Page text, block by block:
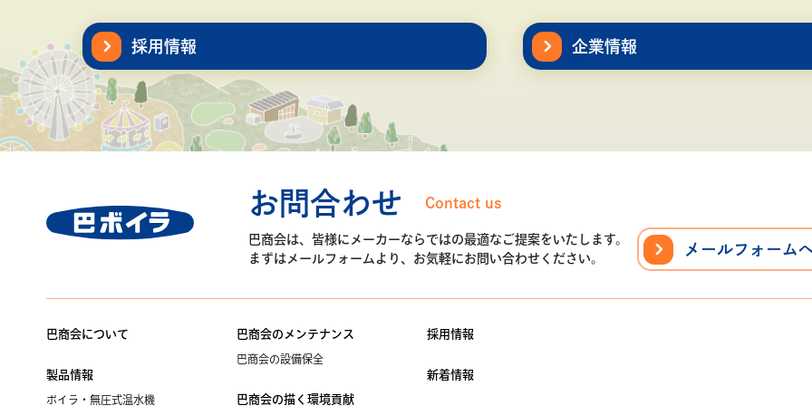
採用情報 企業情報
お問合わせ Contact us
巴商会は、皆様に メーカーならではの最適なご提案をいたします。
まずはメールフォームより、 お気軽にお問い合わせください。
メールフォーム
巴商会について
製品情報
ボイラ・無圧式温水機
巴商会のメンテナンス
巴商会の設備保全
巴商会の描く環境貢献
採用情報
新着情報